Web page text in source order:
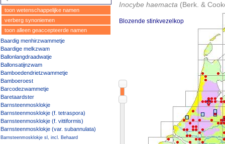
toon wetenschappelijke namen
verberg synoniemen
toon alleen geaccepteerde namen
Baardig menhirzwammetje
Baardige melkzwam
Ballonlangdraadwatje
Ballonsatijnzwam
Bamboedendrietzwammetje
Bamboeroest
Barcodezwammetje
Baretaardster
Barnsteenmosklokje
Barnsteenmosklokje (f. tetraspora)
Barnsteenmosklokje (f. vittiformis)
Barnsteenmosklokje (var. subannulata)
Barnsteenmosklokje sl, incl. Behaard
Inocybe haemacta (Berk. &
Blozende stinkvezelkop